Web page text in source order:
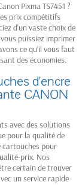
Pixma TS7451 ?
prix compétitifs
d'un vaste choix de
puissiez imprimer
ce qu’il vous faut
des économies.
d'encre
CANON
avec des solutions
pour la qualité de
cartouches pour
prix. Nos
certain de trouver
un service rapide